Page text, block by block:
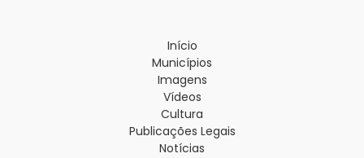
Início
Municípios
Imagens
Vídeos
Cultura
Publicações Legais
Notícias